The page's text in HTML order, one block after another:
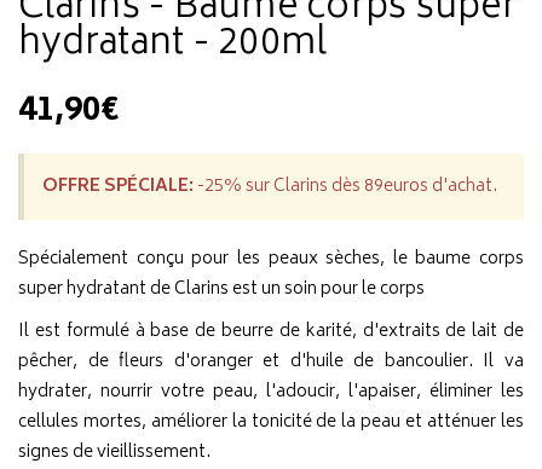
hydratant - 200ml
41,90€
OFFRE SPÉCIALE: -25% sur Clarins dès 89euros d'achat.
Spécialement conçu pour les peaux sèches, le baume corps
super hydratant de Clarins est un soin pour le corps
Il est formulé à base de beurre de karité, d'extraits de lait de
pêcher, de fleurs d'oranger et d'huile de bancoulier. Il va
hydrater, nourrir votre peau, l'adoucir, l'apaiser, éliminer les
cellules mortes, améliorer la tonicité de la peau et atténuer les
signes de vieillissement.